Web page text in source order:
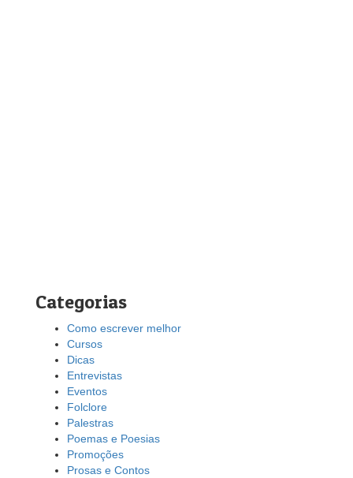
Categorias
Como escrever melhor
Cursos
Dicas
Entrevistas
Eventos
Folclore
Palestras
Poemas e Poesias
Promoções
Prosas e Contos